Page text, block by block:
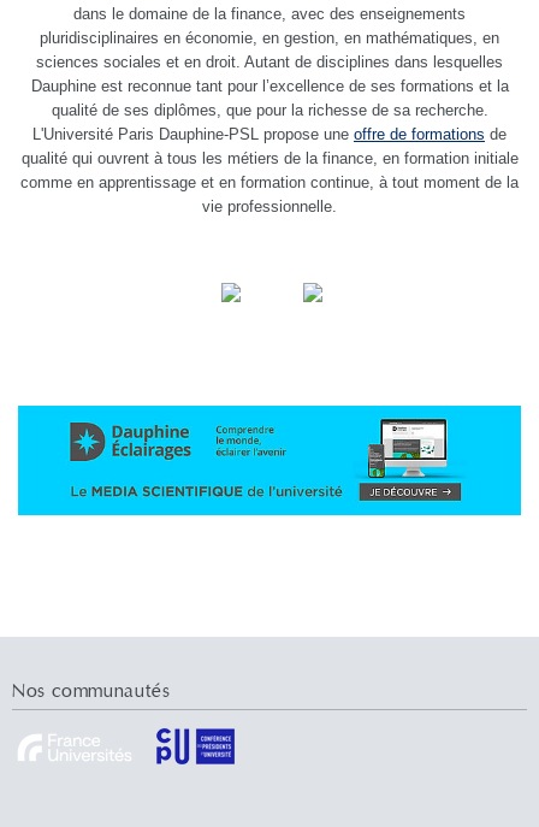
dans le domaine de la finance, avec des enseignements
pluridisciplinaires en économie, en gestion, en mathématiques, en
sciences sociales et en droit. Autant de disciplines dans lesquelles
Dauphine est reconnue tant pour l’excellence de ses formations et la
qualité de ses diplômes, que pour la richesse de sa recherche.
L'Université Paris Dauphine-PSL propose une offre de formations de
qualité qui ouvrent à tous les métiers de la finance, en formation initiale
comme en apprentissage et en formation continue, à tout moment de la
vie professionnelle.
Nos communautés